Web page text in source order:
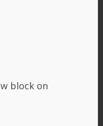
block on